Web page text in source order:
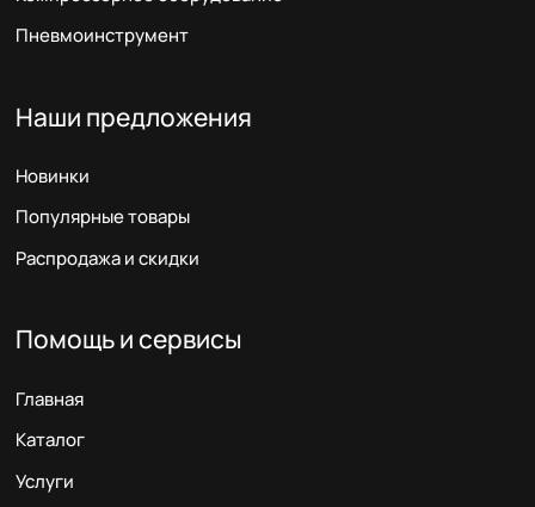
Пневмоинструмент
Наши предложения
Новинки
Популярные товары
Распродажа и скидки
Помощь и сервисы
Главная
Каталог
Услуги